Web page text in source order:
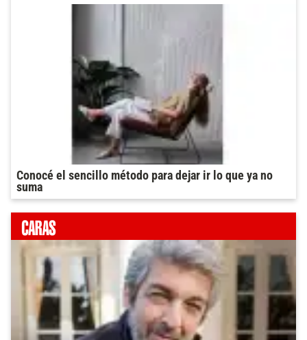
Conocé el sencillo método para dejar ir lo que ya no
suma